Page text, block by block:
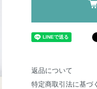
返品について
特定商取引法に基づ